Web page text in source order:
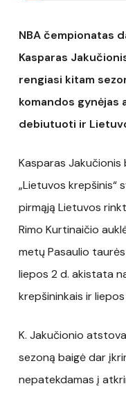
NBA čempionatas
Kasparas
rengiasi kitam
komandos gynėjas
debiutuoti ir
Kasparas
„Lietuvos krepšinis“
pirmąją Lietuvos
Rimo Kurtinaičio
metų Pasaulio
liepos 2 d. akistata
krepšininkais ir
K. Jakučionio
sezoną baigė dar
nepatekdamas į